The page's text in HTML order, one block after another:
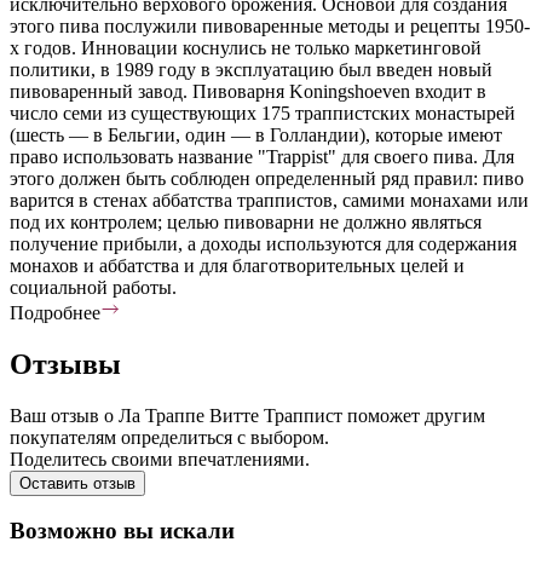
этого пива послужили пивоваренные методы и рецепты 1950-
х годов. Инновации коснулись не только маркетинговой
политики, в 1989 году в эксплуатацию был введен новый
пивоваренный завод. Пивоварня Koningshoeven входит в
число семи из существующих 175 траппистских монастырей
(шесть — в Бельгии, один — в Голландии), которые имеют
право использовать название "Trappist" для своего пива. Для
этого должен быть соблюден определенный ряд правил: пиво
варится в стенах аббатства траппистов, самими монахами или
под их контролем; целью пивоварни не должно являться
получение прибыли, а доходы используются для содержания
монахов и аббатства и для благотворительных целей и
социальной работы.
Подробнее
Отзывы
Ваш отзыв о Ла Траппе Витте Траппист поможет другим
покупателям определиться с выбором.
Поделитесь своими впечатлениями.
Оставить отзыв
Возможно вы искали